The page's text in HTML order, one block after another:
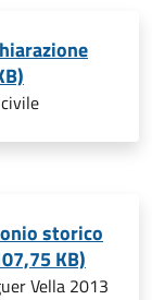
storico
KB)
Vella 2013